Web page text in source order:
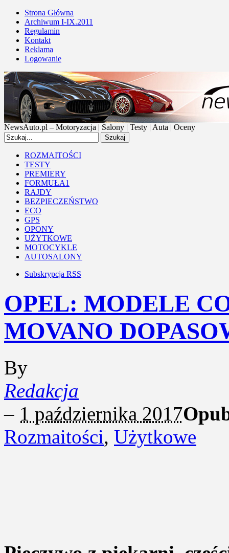
Strona Główna
Archiwum I-IX.2011
Regulamin
Kontakt
Reklama
Logowanie
NewsAuto.pl – Motoryzacja | Salony | Testy | Auta | Oceny
ROZMAITOŚCI
TESTY
PREMIERY
FORMUŁA1
RAJDY
BEZPIECZEŃSTWO
ECO
GPS
OPONY
UŻYTKOWE
MOTOCYKLE
AUTOSALONY
Subskrypcja RSS
OPEL: MODELE
MOVANO
By
Redakcja
– 1 października 2017
Rozmaitości, Użytkowe